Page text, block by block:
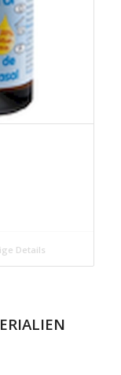
Details